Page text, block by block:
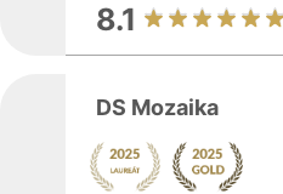
8.1
DS Mozaika